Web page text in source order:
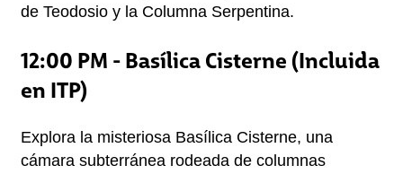
de Teodosio y la Columna Serpentina.
12:00 PM - Basílica Cisterne (Incluida
en ITP)
Explora la misteriosa Basílica Cisterne, una
cámara subterránea rodeada de columnas